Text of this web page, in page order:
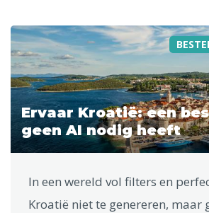
Ervaar Kroatië: een
geen AI nodig heeft
In een wereld vol filters en
Kroatië niet te genereren, maar